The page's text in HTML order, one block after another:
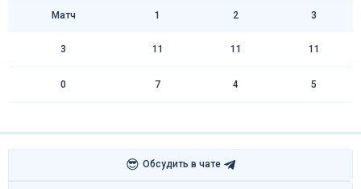
Матч 1 2 3
3 11 11 11
0 7 4 5
😎 Обсудить в чате